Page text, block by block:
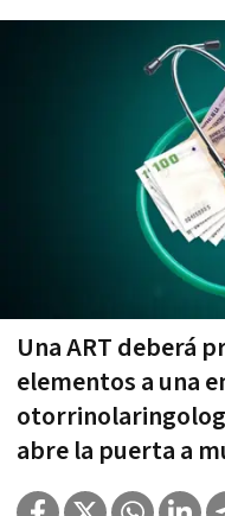
Una ART deberá
elementos a una
abre la puerta a